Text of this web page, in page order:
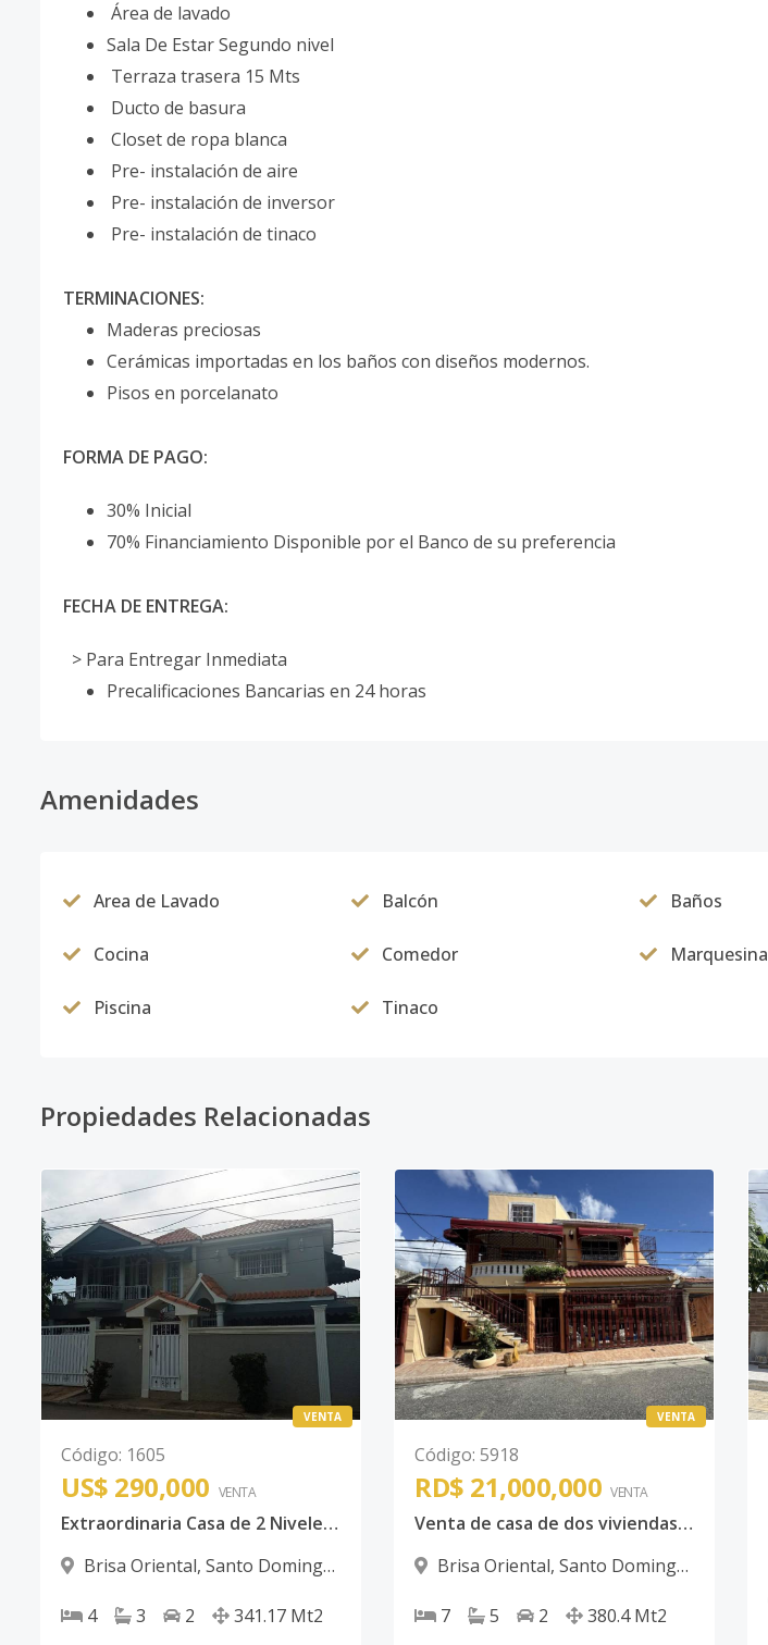
Área de lavado
Sala De Estar Segundo nivel
Terraza trasera 15 Mts
Ducto de basura
Closet de ropa blanca
Pre- instalación de aire
Pre- instalación de inversor
Pre- instalación de tinaco
TERMINACIONES:
Maderas preciosas
Cerámicas importadas en los baños con diseños modernos.
Pisos en porcelanato
FORMA DE PAGO:
30% Inicial
70% Financiamiento Disponible por el Banco de su preferencia
FECHA DE ENTREGA:
> Para Entregar Inmediata
Precalificaciones Bancarias en 24 horas
Amenidades
Area de Lavado Balcón Baños
Cocina Comedor Marquesina
Piscina Tinaco
Propiedades Relacionadas
VENTA
Código: 1605
US$ 290,000 VENTA
Extraordinaria Casa de 2 Niveles Ideal para Ti y Tu Familia con el Espacio y el Confort que Mereces, con Excelente Terminaciones en Brisa Oriental Muy Cerca de la Autopista de San Isidro
Brisa Oriental, Santo Domingo
4
3 2 341.17 Mt2
VENTA
Código: 5918
RD$ 21,000,000 VENTA
Venta de casa de dos viviendas en brisa oriental
Brisa Oriental, Santo Domingo
7
5 2 380.4 Mt2